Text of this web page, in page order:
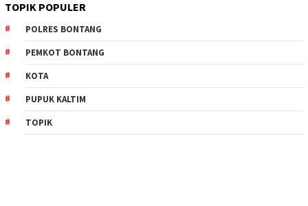
TOPIK POPULER
POLRES BONTANG
PEMKOT BONTANG
KOTA
PUPUK KALTIM
TOPIK